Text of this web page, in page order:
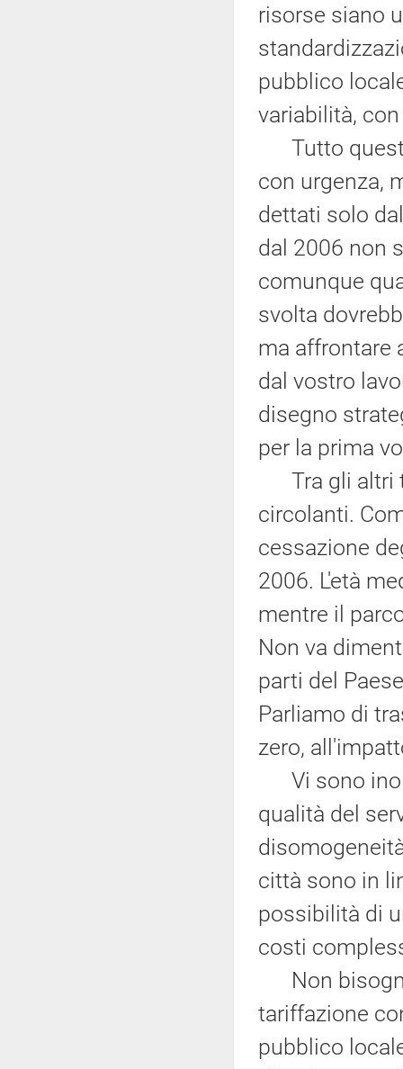
risorse siano
pubblico
variabilità,
Tutto
con urgenza,
dettati solo
dal 2006 non
comunque
svolta
ma affrontare
dal vostro
disegno
per la prima
Tra gli altri
circolanti.
cessazione
2006. L'età
mentre il
Non va
parti del
Parliamo di
zero,
Vi sono
qualità del
città sono in
possibilità di
costi
Non
tariffazione
pubblico